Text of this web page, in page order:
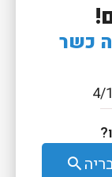
כשר
search